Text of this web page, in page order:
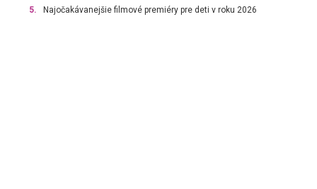
5. Najočakávanejšie filmové premiéry pre deti v roku 2026